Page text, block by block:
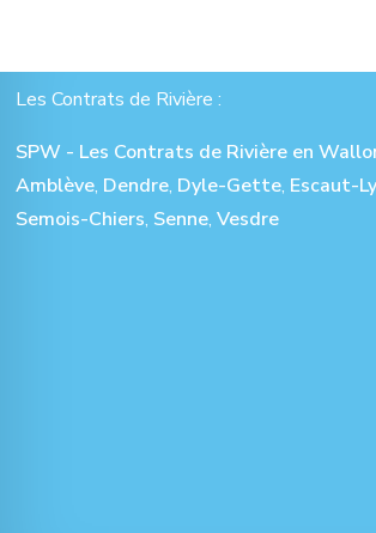
Les Contrats de Rivière :
SPW - Les Contrats de Rivière en
Amblève, Dendre, Dyle-Gette, Escaut-
Semois-Chiers, Senne, Vesdre